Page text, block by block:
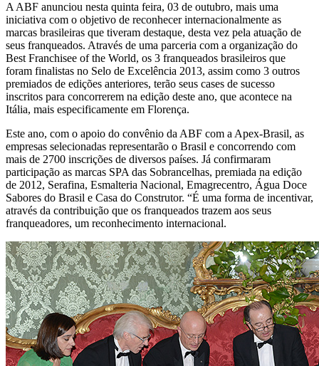
A ABF anunciou nesta quinta feira, 03 de outubro, mais uma
iniciativa com o objetivo de reconhecer internacionalmente as
marcas brasileiras que tiveram destaque, desta vez pela atuação de
seus franqueados. Através de uma parceria com a organização do
Best Franchisee of the World, os 3 franqueados brasileiros que
foram finalistas no Selo de Excelência 2013, assim como 3 outros
premiados de edições anteriores, terão seus cases de sucesso
inscritos para concorrerem na edição deste ano, que acontece na
Itália, mais especificamente em Florença.
Este ano, com o apoio do convênio da ABF com a Apex-Brasil, as
empresas selecionadas representarão o Brasil e concorrendo com
mais de 2700 inscrições de diversos países. Já confirmaram
participação as marcas SPA das Sobrancelhas, premiada na edição
de 2012, Serafina, Esmalteria Nacional, Emagrecentro, Água Doce
Sabores do Brasil e Casa do Construtor. “É uma forma de incentivar,
através da contribuição que os franqueados trazem aos seus
franqueadores, um reconhecimento internacional.